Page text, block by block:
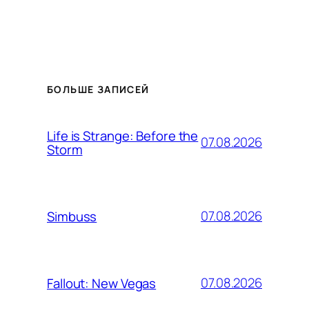
БОЛЬШЕ ЗАПИСЕЙ
Life is Strange: Before the
Storm 07.08.2026
Simbuss 07.08.2026
Fallout: New Vegas 07.08.2026